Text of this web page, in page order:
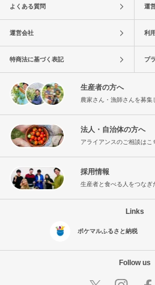
よくある質問 運
運営会社 利
特商法に基づく表記 プ
生産者の方へ
農家さん・漁師さんを募集
法人・自治体の方へ
アライアンスのご相談はこ
採用情報
生産者と食べる人をつなぎ
Links
ポケマルふるさと納税
Follow us